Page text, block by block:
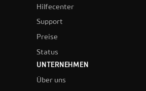
Hilfecenter
Support
Preise
Status
UNTERNEHMEN
Über uns